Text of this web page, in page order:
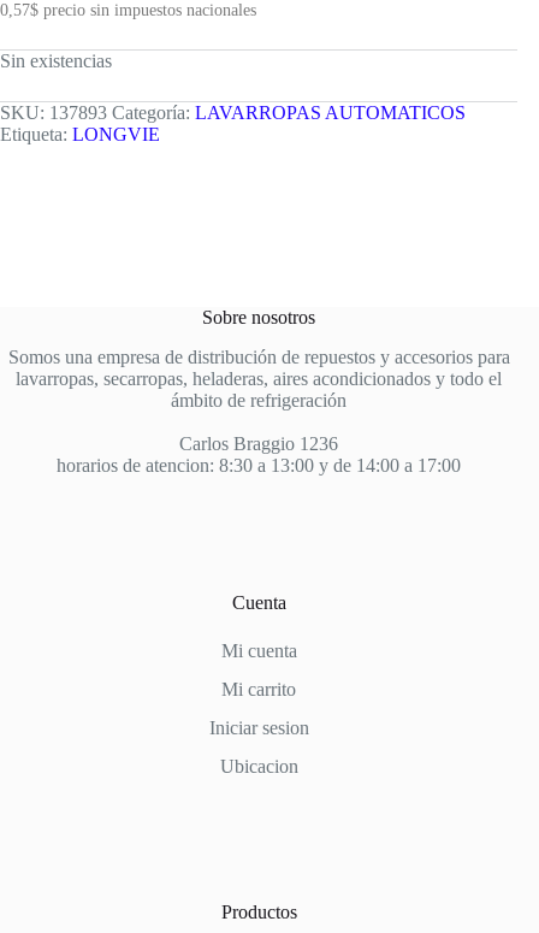
0,57$ precio sin impuestos nacionales
Sin existencias
SKU: 137893 Categoría: LAVARROPAS AUTOMATICOS
Etiqueta: LONGVIE
Sobre nosotros
Somos una empresa de distribución de repuestos y accesorios para
lavarropas, secarropas, heladeras, aires acondicionados y todo el
ámbito de refrigeración
Carlos Braggio 1236
horarios de atencion: 8:30 a 13:00 y de 14:00 a 17:00
Cuenta
Mi cuenta
Mi carrito
Iniciar sesion
Ubicacion
Productos